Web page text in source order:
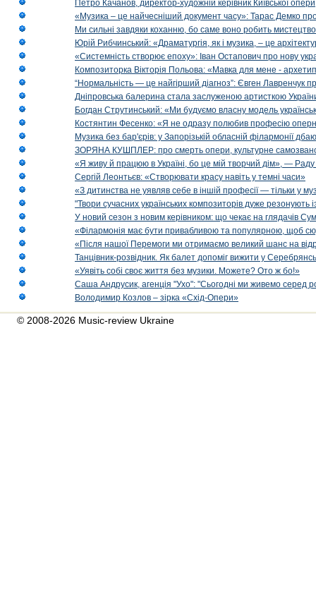
Петро Качанов, директор-художній керівник Київської опери
«Музика – це найчесніший документ часу»: Тарас Демко
Ми сильні завдяки коханню, бо саме воно робить
Юрій Рибчинський: «Драматургія, як і музика, – це
«Системність створює епоху»: Іван Остапович про нову
Композиторка Вікторія Польова: «Мавка для мене -
“Нормальність — це найгірший діагноз”: Євген Лавренчук
Дніпровська балерина стала заслуженою артисткою
Богдан Струтинський: «Ми будуємо власну модель
Костянтин Фесенко: «Я не одразу полюбив професію
Музика без бар'єрів: у Запорізькій обласній філармонії
ЗОРЯНА КУШПЛЕР: про смерть опери, культурне
«Я живу й працюю в Україні, бо це мій творчий дім», — Раду
Сергій Леонтьєв: «Створювати красу навіть у темні часи»
«З дитинства не уявляв себе в іншій професії — тільки у
"Твори сучасних українських композиторів дуже резонують
У новий сезон з новим керівником: що чекає на глядачів
«Філармонія має бути привабливою та популярною, щоб
«Після нашої Перемоги ми отримаємо великий шанс на
Танцівник-розвідник. Як балет допоміг вижити у
«Уявіть собі своє життя без музики. Можете? Ото ж бо!»
Саша Андрусик, агенція "Ухо": "Сьогодні ми живемо серед
Володимир Козлов – зірка «Схід-Опери»
© 2008-2026 Music-review Ukraine